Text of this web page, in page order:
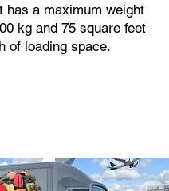
has a maximum weight
kg and 75 square feet
of loading space.